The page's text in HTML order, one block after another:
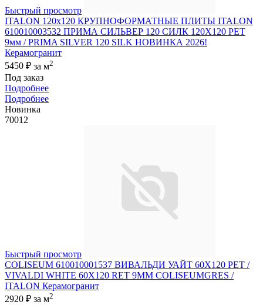
Быстрый просмотр
ITALON 120x120 КРУПНОФОРМАТНЫЕ ПЛИТЫ ITALON
610010003532 ПРИМА СИЛЬВЕР 120 СИЛК 120Х120 РЕТ
9мм / PRIMA SILVER 120 SILK НОВИНКА 2026!
Керамогранит
5450 ₽ за м2
Под заказ
Подробнее
Подробнее
Новинка
70012
Быстрый просмотр
COLISEUM 610010001537 ВИВАЛЬДИ УАЙТ 60X120 РЕТ /
VIVALDI WHITE 60X120 RET 9MM COLISEUMGRES /
ITALON Керамогранит
2920 ₽ за м2